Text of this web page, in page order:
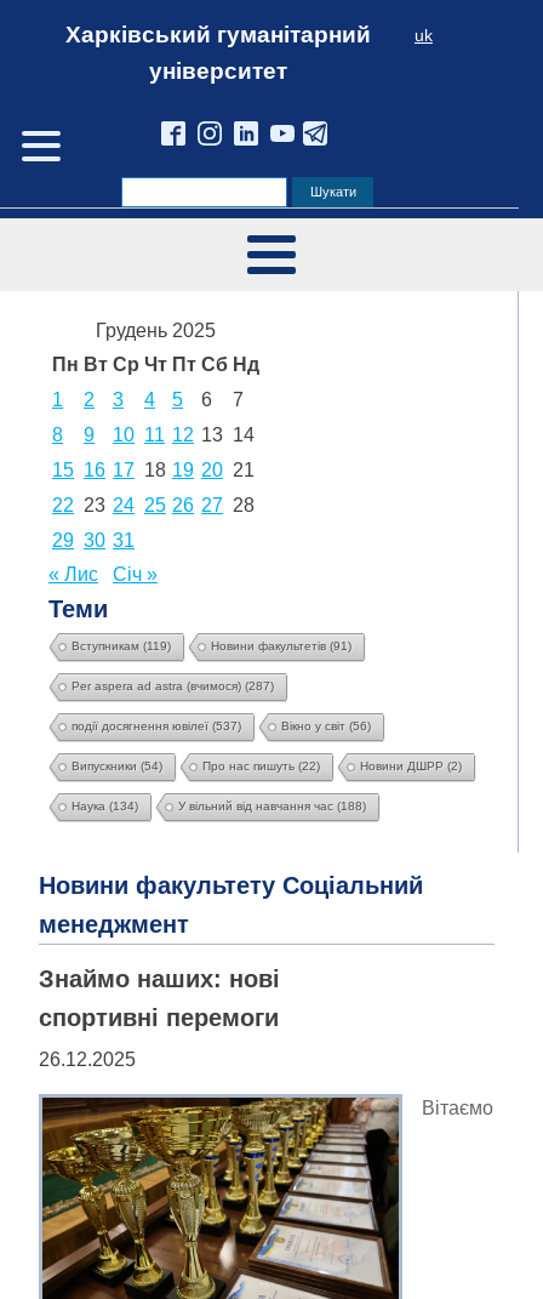
Харківський гуманітарний
університет
uk
Грудень 2025
Пн Вт Ср Чт Пт Сб Нд
1
2 3 4 5 6
7
8
9 10 11 12 13 14
15 16 17 18 19 20 21
22 23 24 25 26 27 28
29 30 31
« Лис
Січ »
Теми
Вступникам (119) Новини факультетів (91)
Per aspera ad astra (вчимося) (287)
події досягнення ювілеї (537) Вікно у світ (56)
Випускники (54) Про нас пишуть (22) Новини ДШРР (2)
Наука (134) У вільний від навчання час (188)
Новини факультету Соціальний
менеджмент
Знаймо наших: нові
спортивні перемоги
26.12.2025
Вітаємо